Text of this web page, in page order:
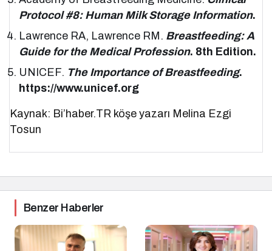
Protocol #8: Human Milk Storage Information.
Lawrence RA, Lawrence RM. Breastfeeding: A
Guide for the Medical Profession. 8th Edition.
UNICEF. The Importance of Breastfeeding.
https://www.unicef.org
Kaynak: Bi’haber.TR köşe yazarı Melina Ezgi
Tosun
Benzer Haberler